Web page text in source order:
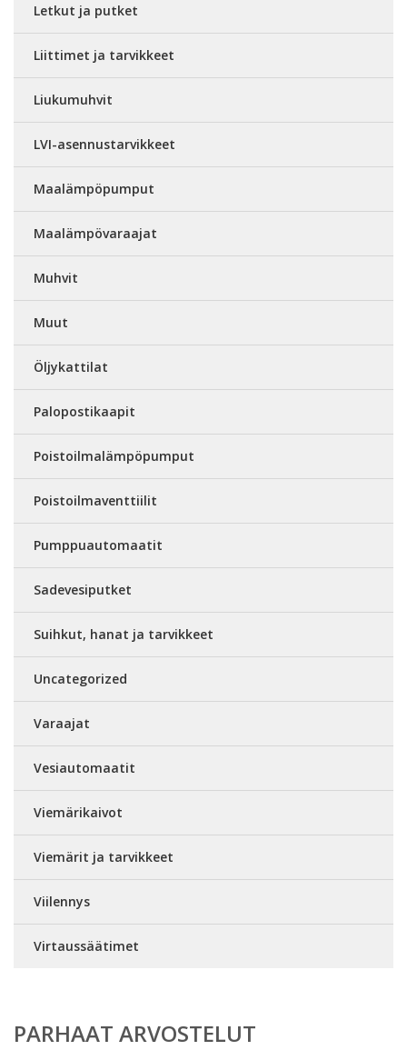
Letkut ja putket
Liittimet ja tarvikkeet
Liukumuhvit
LVI-asennustarvikkeet
Maalämpöpumput
Maalämpövaraajat
Muhvit
Muut
Öljykattilat
Palopostikaapit
Poistoilmalämpöpumput
Poistoilmaventtiilit
Pumppuautomaatit
Sadevesiputket
Suihkut, hanat ja tarvikkeet
Uncategorized
Varaajat
Vesiautomaatit
Viemärikaivot
Viemärit ja tarvikkeet
Viilennys
Virtaussäätimet
PARHAAT ARVOSTELUT